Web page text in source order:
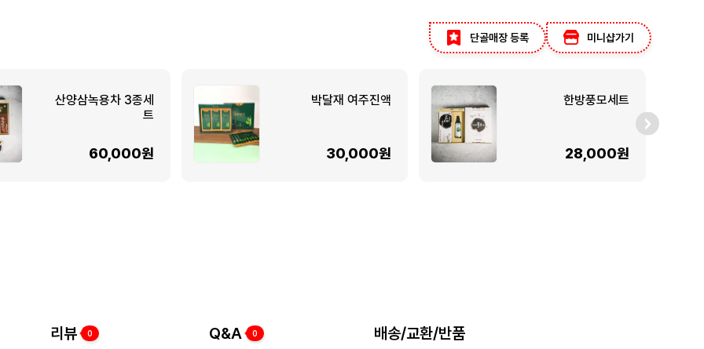
단골매장 등록 미니샵가기
산양삼녹용차 3종세
트
60,000원
박달재 여주진액
30,000원
한방풍모세트
28,000원
리뷰 0 Q&A 0 배송/교환/반품